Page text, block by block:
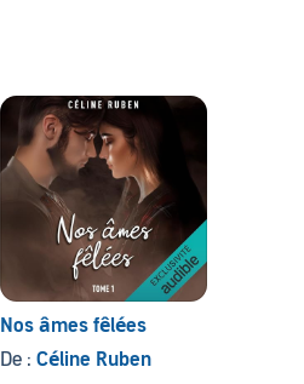
Nos âmes fêlées
De :Céline Ruben